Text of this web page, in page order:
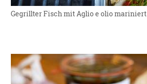
Gegrillter Fisch mit Aglio e olio mariniert